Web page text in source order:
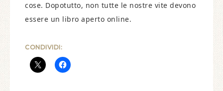
cose. Dopotutto, non tutte le nostre vite devono
essere un libro aperto online.
CONDIVIDI: